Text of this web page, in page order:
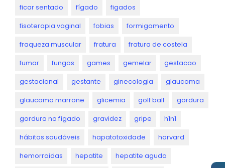
ficar sentado fígado figados
fisoterapia vaginal fobias formigamento
fraqueza muscular fratura fratura de costela
fumar fungos games gemelar gestacao
gestacional gestante ginecologia glaucoma
glaucoma marrone glicemia golf ball gordura
gordura no fígado gravidez gripe h1n1
hábitos saudáveis hapatotoxidade harvard
hemorroidas hepatite hepatite aguda